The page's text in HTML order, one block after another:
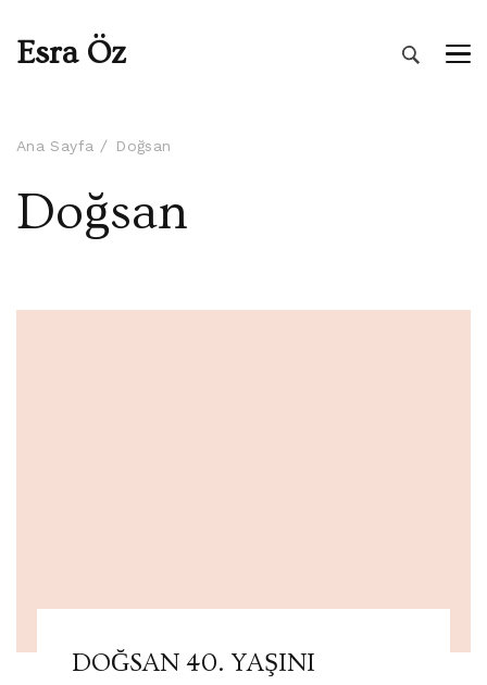
Esra Öz
Ana Sayfa Doğsan
Doğsan
DOĞSAN 40. YAŞINI